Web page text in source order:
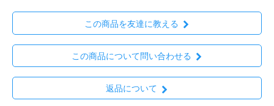
この商品を友達に教える
この商品について問い合わせる
返品について